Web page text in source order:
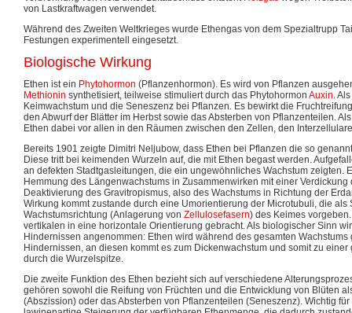
von Lastkraftwagen verwendet.
Während des Zweiten Weltkrieges wurde Ethengas von dem Spezialtrupp
Festungen experimentell eingesetzt.
Biologische Wirkung
Ethen ist ein Phytohormon (Pflanzenhormon). Es wird von Pflanzen
Methionin synthetisiert, teilweise stimuliert durch das Phytohormon Auxin.
Keimwachstum und die Seneszenz bei Pflanzen. Es bewirkt die
den Abwurf der Blätter im Herbst sowie das Absterben von Pflanzenteilen.
Ethen dabei vor allen in den Räumen zwischen den Zellen, den
Bereits 1901 zeigte Dimitri Neljubow, dass Ethen bei Pflanzen die so
Diese tritt bei keimenden Wurzeln auf, die mit Ethen begast werden.
an defekten Stadtgasleitungen, die ein ungewöhnliches Wachstum zeigten.
Hemmung des Längenwachstums in Zusammenwirken mit einer
Deaktivierung des Gravitropismus, also des Wachstums in Richtung der
Wirkung kommt zustande durch eine Umorientierung der Microtubuli, die als
Wachstumsrichtung (Anlagerung von Zellulosefasern) des Keimes
vertikalen in eine horizontale Orientierung gebracht. Als biologischer Sinn
Hindernissen angenommen: Ethen wird während des gesamten
Hindernissen, an diesen kommt es zum Dickenwachstum und somit zu
durch die Wurzelspitze.
Die zweite Funktion des Ethen bezieht sich auf verschiedene
gehören sowohl die Reifung von Früchten und die Entwicklung von Blüten
(Abszission) oder das Absterben von Pflanzenteilen (Seneszenz). Wichtig